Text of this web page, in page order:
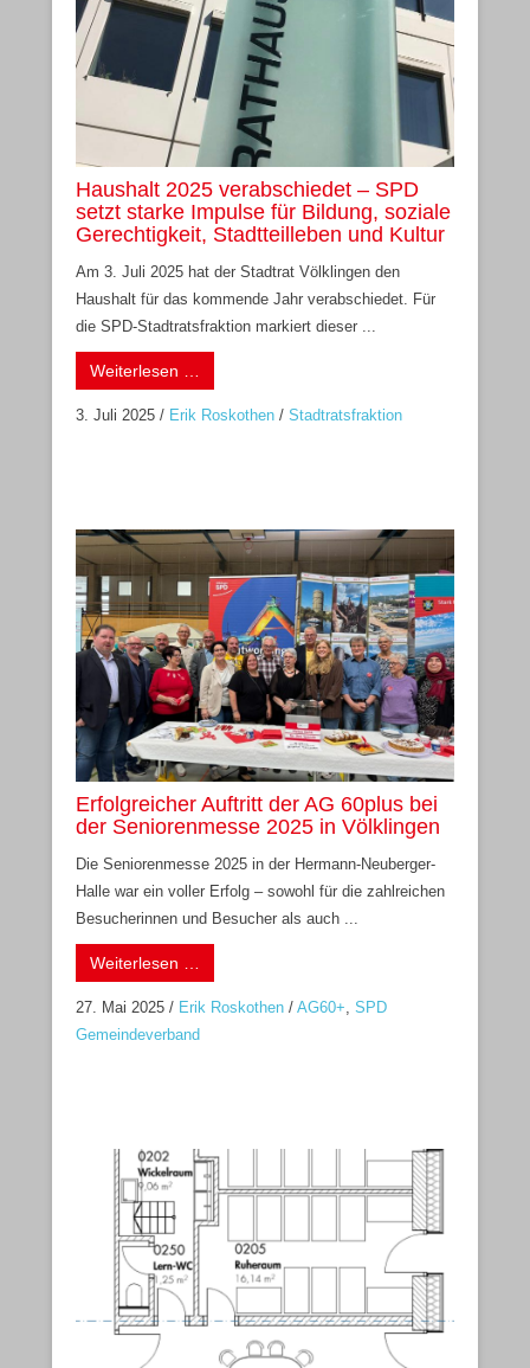
Haushalt 2025 verabschiedet – SPD
setzt starke Impulse für Bildung, soziale
Gerechtigkeit, Stadtteilleben und Kultur
Am 3. Juli 2025 hat der Stadtrat Völklingen den
Haushalt für das kommende Jahr verabschiedet. Für
die SPD-Stadtratsfraktion markiert dieser ...
Weiterlesen …
3. Juli 2025 / Erik Roskothen / Stadtratsfraktion
Erfolgreicher Auftritt der AG 60plus bei
der Seniorenmesse 2025 in Völklingen
Die Seniorenmesse 2025 in der Hermann-Neuberger-
Halle war ein voller Erfolg – sowohl für die zahlreichen
Besucherinnen und Besucher als auch ...
Weiterlesen …
27. Mai 2025 / Erik Roskothen / AG60+ SPD
Gemeindeverband